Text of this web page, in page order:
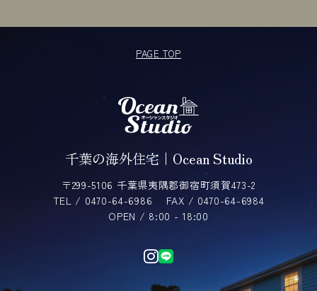
PAGE TOP
千葉の海外住宅｜Ocean Studio
〒299-5106 千葉県夷隅郡御宿町須賀473-2
TEL / 0470-64-6986
FAX / 0470-64-6984
OPEN / 8:00 - 18:00